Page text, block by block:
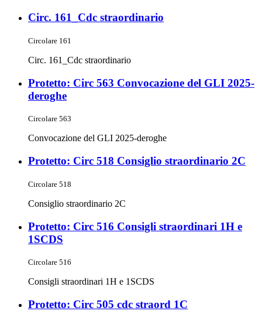
Circ. 161_Cdc straordinario
Circolare 161
Circ. 161_Cdc straordinario
Protetto: Circ 563 Convocazione del GLI 2025-
deroghe
Circolare 563
Convocazione del GLI 2025-deroghe
Protetto: Circ 518 Consiglio straordinario 2C
Circolare 518
Consiglio straordinario 2C
Protetto: Circ 516 Consigli straordinari 1H e
1SCDS
Circolare 516
Consigli straordinari 1H e 1SCDS
Protetto: Circ 505 cdc straord 1C